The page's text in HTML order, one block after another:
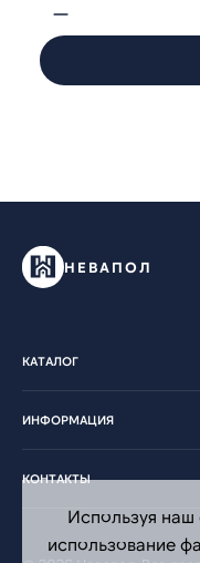
НЕВАПОЛ
КАТАЛОГ
ИНФОРМАЦИЯ
КОНТАКТЫ
Используя наш
использование